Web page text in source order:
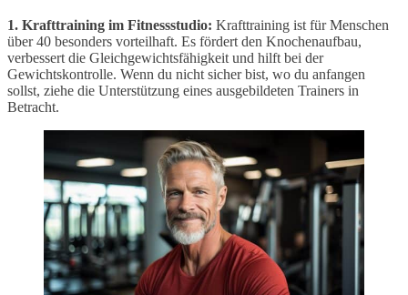
1. Krafttraining im Fitnessstudio: Krafttraining ist für Menschen
über 40 besonders vorteilhaft. Es fördert den Knochenaufbau,
verbessert die Gleichgewichtsfähigkeit und hilft bei der
Gewichtskontrolle. Wenn du nicht sicher bist, wo du anfangen
sollst, ziehe die Unterstützung eines ausgebildeten Trainers in
Betracht.